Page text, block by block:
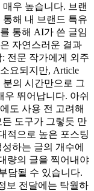
우 높습니다. 브랜
통해 내 브랜드 특유
통해 AI가 쓴 글임
자연스러운 결과
전문 작가에게 외주
요되지만, Article
분의 시간만으로 그
뛰어납니다. 아쉬
도 사용 전 고려해
도구가 그렇듯 만
적으로 높은 포스팅
하는 글의 개수에
량의 글을 찍어내야
담될 수 있습니다.
보 전달에는 탁월하